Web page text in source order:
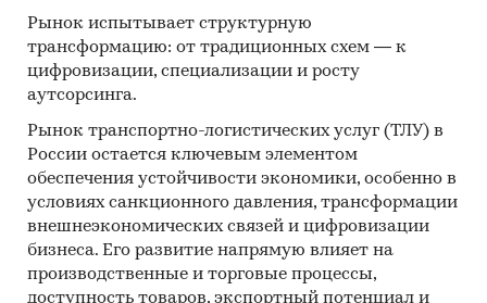
Рынок испытывает структурную
трансформацию: от традиционных схем — к
цифровизации, специализации и росту
аутсорсинга.
Рынок транспортно-логистических услуг (ТЛУ) в
России остается ключевым элементом
обеспечения устойчивости экономики, особенно в
условиях санкционного давления, трансформации
внешнеэкономических связей и цифровизации
бизнеса. Его развитие напрямую влияет на
производственные и торговые процессы,
доступность товаров, экспортный потенциал и